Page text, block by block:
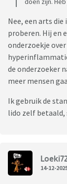
Nee, een arts
proberen. Hij en
onderzoekje
de onderzoeker
meer mensen
Ik gebruik de
lido zelf betaald,
14-12-